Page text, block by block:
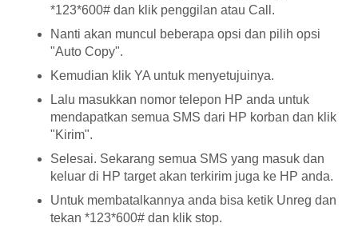
*123*600# dan klik penggilan atau Call.
Nanti akan muncul beberapa opsi dan pilih opsi
"Auto Copy".
Kemudian klik YA untuk menyetujuinya.
Lalu masukkan nomor telepon HP anda untuk
mendapatkan semua SMS dari HP korban dan klik
"Kirim".
Selesai. Sekarang semua SMS yang masuk dan
keluar di HP target akan terkirim juga ke HP anda.
Untuk membatalkannya anda bisa ketik Unreg dan
tekan *123*600# dan klik stop.